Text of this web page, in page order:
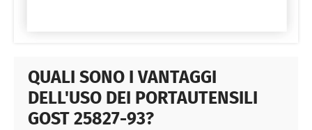
QUALI SONO I VANTAGGI
DELL'USO DEI PORTAUTENSILI
GOST 25827-93?